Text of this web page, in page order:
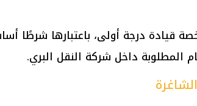
قيادة درجة أولى، باعتبارها شرطًا
المطلوبة داخل شركة النقل البري.